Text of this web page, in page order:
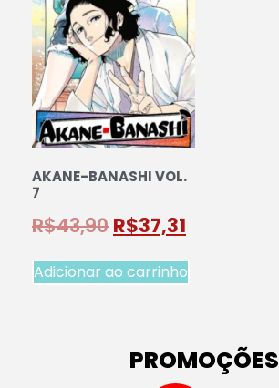
AKANE-BANASHI VOL.
7
R$43,90 R$37,31
Adicionar ao carrinho
PROMOÇÕES